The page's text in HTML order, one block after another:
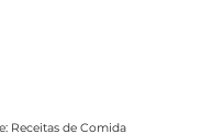
Receitas de Comida